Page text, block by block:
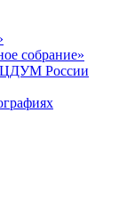
собрание»
ЦДУМ России